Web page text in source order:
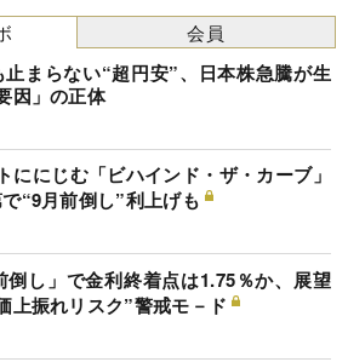
まらない“超円安”、日本株急騰が生
因」の正体
ににじむ「ビハインド・ザ・カーブ」
“9月前倒し”利上げも
倒し」で金利終着点は1.75％か、展望
上振れリスク”警戒モ－ド
会員